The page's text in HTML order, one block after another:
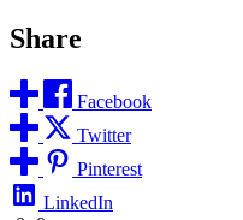
Share
Facebook
Twitter
Pinterest
LinkedIn